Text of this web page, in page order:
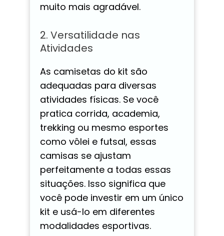
muito mais agradável.
2. Versatilidade nas
Atividades
As camisetas do kit são
adequadas para diversas
atividades físicas. Se você
pratica corrida, academia,
trekking ou mesmo esportes
como vôlei e futsal, essas
camisas se ajustam
perfeitamente a todas essas
situações. Isso significa que
você pode investir em um único
kit e usá-lo em diferentes
modalidades esportivas.